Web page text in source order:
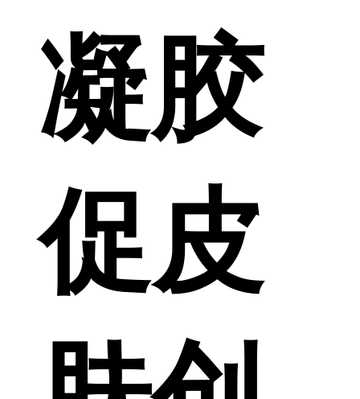
凝胶
促皮